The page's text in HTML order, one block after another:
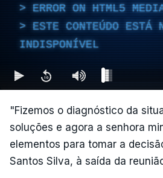
ERROR ON HTML5
ESTE CONTEÚDO ESTÁ
INDISPONÍVEL
"Fizemos o diagnóstico da
soluções e agora a senhora
elementos para tomar a
Santos Silva, à saída da